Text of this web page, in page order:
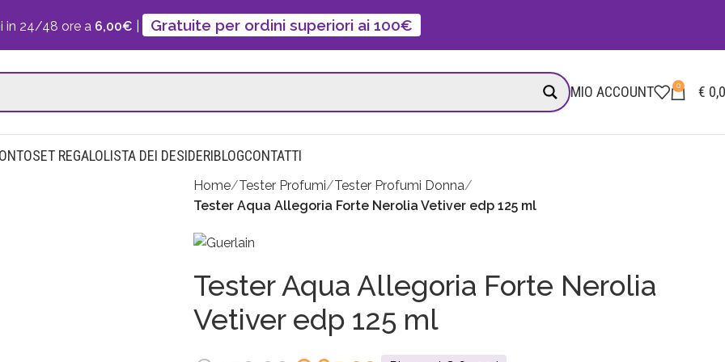
in 24/48 ore a 6,00€ Gratuite per ordini superiori ai 100€
MIO ACCOUNT 0 €
SET REGALOLISTA DEI DESIDERIBLOGCONTATTI
Home Tester Profumi
Tester Profumi Donna
Tester Aqua Allegoria Forte Nerolia Vetiver edp 125 ml
Tester Aqua Allegoria Forte Nerolia
Vetiver edp 125 ml